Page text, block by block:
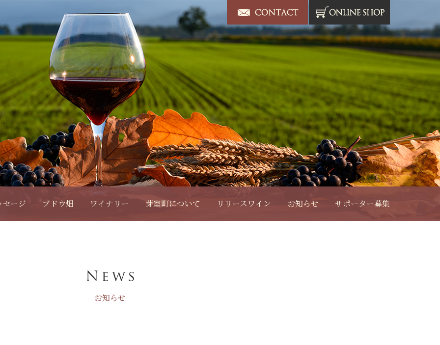
セージ ブドウ畑 ワイナリー 芽室町について リリースワイン お知らせ サポーター募集
お知らせ